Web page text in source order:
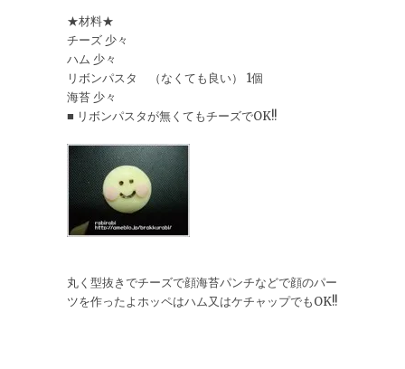
★材料★
チーズ 少々
ハム 少々
リボンパスタ （なくても良い） 1個
海苔 少々
■ リボンパスタが無くてもチーズでOK!!
丸く型抜きでチーズで顔海苔パンチなどで顔のパー
ツを作ったよホッペはハム又はケチャップでもOK!!